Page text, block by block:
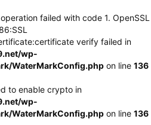
failed with code 1. OpenSSL
verify failed in
wp-
WaterMarkConfig.php on line 136
to enable crypto in
wp-
WaterMarkConfig.php on line 136